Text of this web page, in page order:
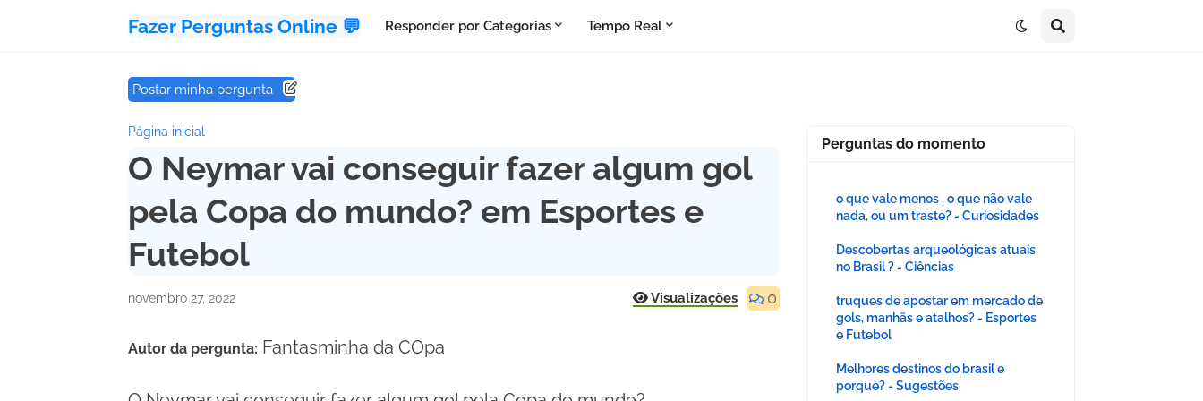
Fazer Perguntas Online 💬 Responder por Categorias Tempo Real
Postar minha pergunta
Página inicial
O Neymar vai conseguir fazer algum gol
pela Copa do mundo? em Esportes e
Futebol
novembro 27, 2022 Visualizações 0
Autor da pergunta: Fantasminha da COpa
Perguntas do momento
o que vale menos , o que não vale
nada, ou um traste? - Curiosidades
Descobertas arqueológicas atuais
no Brasil ? - Ciências
truques de apostar em mercado de
gols, manhãs e atalhos? - Esportes
e Futebol
Melhores destinos do brasil e
porque? - Sugestões